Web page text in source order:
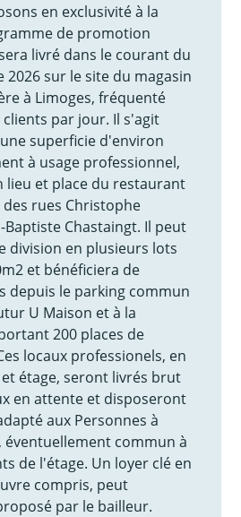
en exclusivité à la
de promotion
livré dans le courant du
2026 sur le site du magasin
à Limoges, fréquenté
par jour. Il s'agit
superficie d'environ
à usage professionnel,
lieu et place du restaurant
rues Christophe
Baptiste Chastaingt. Il peut
division en plusieurs lots
et bénéficiera de
depuis le parking commun
U Maison et à la
200 places de
locaux professionels, en
étage, seront livrés brut
en attente et disposeront
aux Personnes à
éventuellement commun à
de l'étage. Un loyer clé en
compris, peut
par le bailleur.